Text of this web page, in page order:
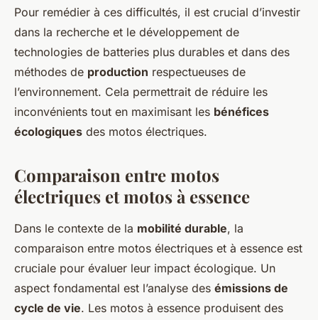
Pour remédier à ces difficultés, il est crucial d’investir
dans la recherche et le développement de
technologies de batteries plus durables et dans des
méthodes de production respectueuses de
l’environnement. Cela permettrait de réduire les
inconvénients tout en maximisant les bénéfices
écologiques des motos électriques.
Comparaison entre motos
électriques et motos à essence
Dans le contexte de la mobilité durable, la
comparaison entre motos électriques et à essence est
cruciale pour évaluer leur impact écologique. Un
aspect fondamental est l’analyse des émissions de
cycle de vie. Les motos à essence produisent des